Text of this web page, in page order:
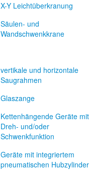
X-Y Leichtüberkranung
Säulen- und
Wandschwenkkrane
vertikale und horizontale
Saugrahmen
Glaszange
Kettenhängende Geräte mit
Dreh- und/oder
Schwenkfunktion
Geräte mit integriertem
pneumatischen Hubzylinder